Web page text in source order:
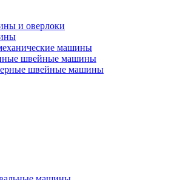
и оверлоки
машины
швейные машины
швейные машины